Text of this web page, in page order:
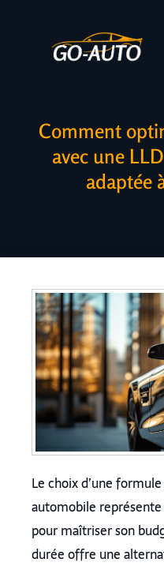
Comment
avec une
adaptée
Le choix d’une
automobile
pour maîtriser son
durée offre une